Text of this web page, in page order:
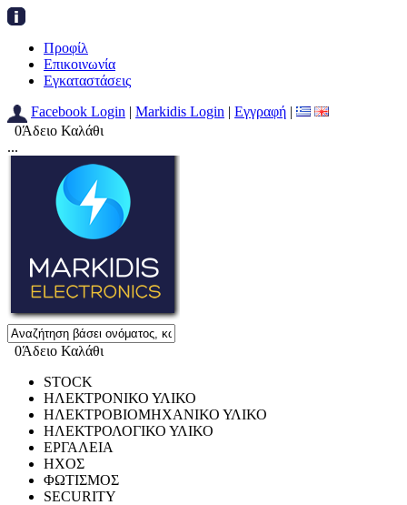
Προφίλ
Επικοινωνία
Εγκαταστάσεις
Facebook Login | Markidis Login | Εγγραφή |
0Άδειο Καλάθι
...
0Άδειο Καλάθι
STOCK
ΗΛΕΚΤΡΟΝΙΚΟ ΥΛΙΚΟ
ΗΛΕΚΤΡΟΒΙΟΜΗΧΑΝΙΚΟ ΥΛΙΚΟ
ΗΛΕΚΤΡΟΛΟΓΙΚΟ ΥΛΙΚΟ
ΕΡΓΑΛΕΙΑ
ΗΧΟΣ
ΦΩΤΙΣΜΟΣ
SECURITY